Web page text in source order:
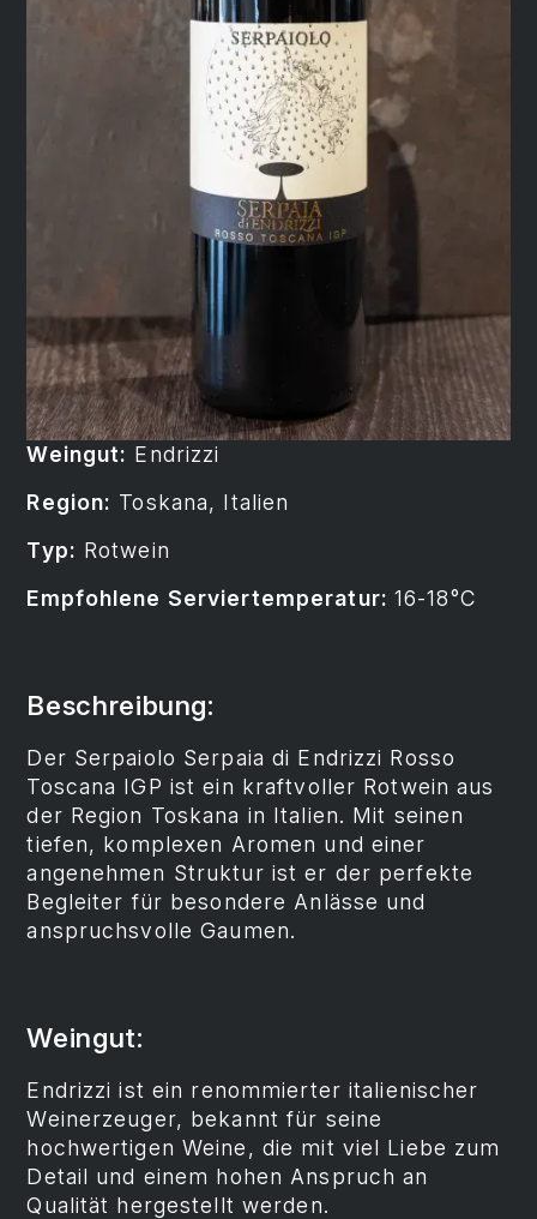
Weingut: Endrizzi
Region: Toskana, Italien
Typ: Rotwein
Empfohlene Serviertemperatur: 16-18°C
Beschreibung:
Der Serpaiolo Serpaia di Endrizzi Rosso
Toscana IGP ist ein kraftvoller Rotwein aus
der Region Toskana in Italien. Mit seinen
tiefen, komplexen Aromen und einer
angenehmen Struktur ist er der perfekte
Begleiter für besondere Anlässe und
anspruchsvolle Gaumen.
Weingut:
Endrizzi ist ein renommierter italienischer
Weinerzeuger, bekannt für seine
hochwertigen Weine, die mit viel Liebe zum
Detail und einem hohen Anspruch an
Qualität hergestellt werden.